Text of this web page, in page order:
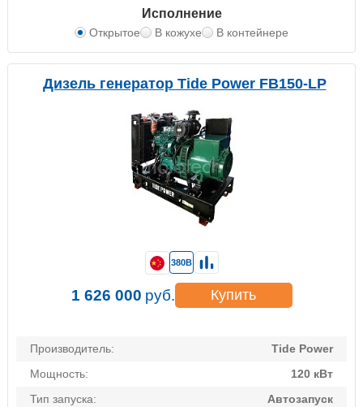
Исполнение
Открытое В кожухе В контейнере
Дизель генератор Tide Power FB150-LP
Производитель:
Tide Power
Мощность:
120 кВт
Тип запуска:
Автозапуск
380В
1 626 000 руб. Купить